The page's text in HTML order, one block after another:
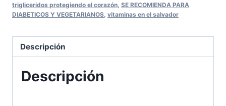
trigliceridos protegiendo el corazón, SE RECOMIENDA PARA
DIABETICOS Y VEGETARIANOS, vitaminas en el salvador
Descripción
Descripción